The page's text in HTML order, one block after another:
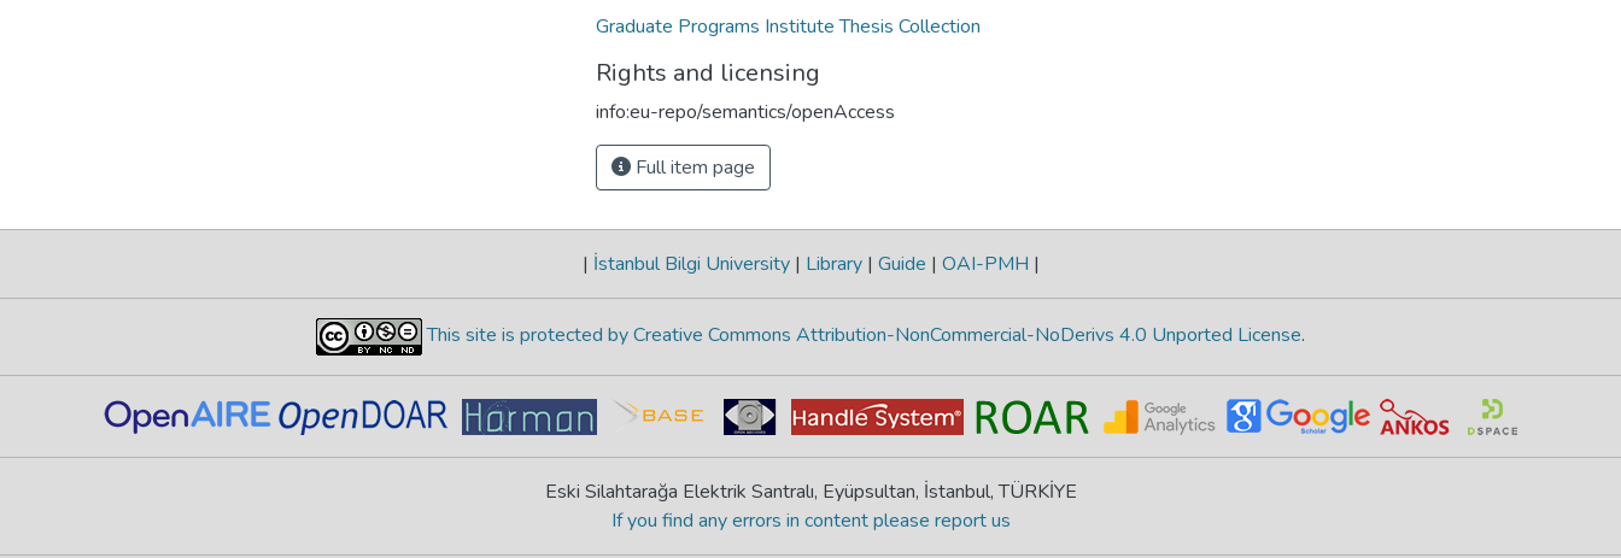
Graduate Programs Institute Thesis Collection
Rights and licensing
info:eu-repo/semantics/openAccess
Full item page
| İstanbul Bilgi University | Library | Guide | OAI-PMH |
This site is protected by Creative Commons Attribution-NonCommercial-NoDerivs 4.0 Unported License.
Eski Silahtarağa Elektrik Santralı, Eyüpsultan, İstanbul, TÜRKİYE
If you find any errors in content please report us